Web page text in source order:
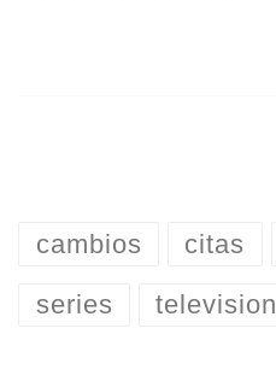
cambios citas
series television